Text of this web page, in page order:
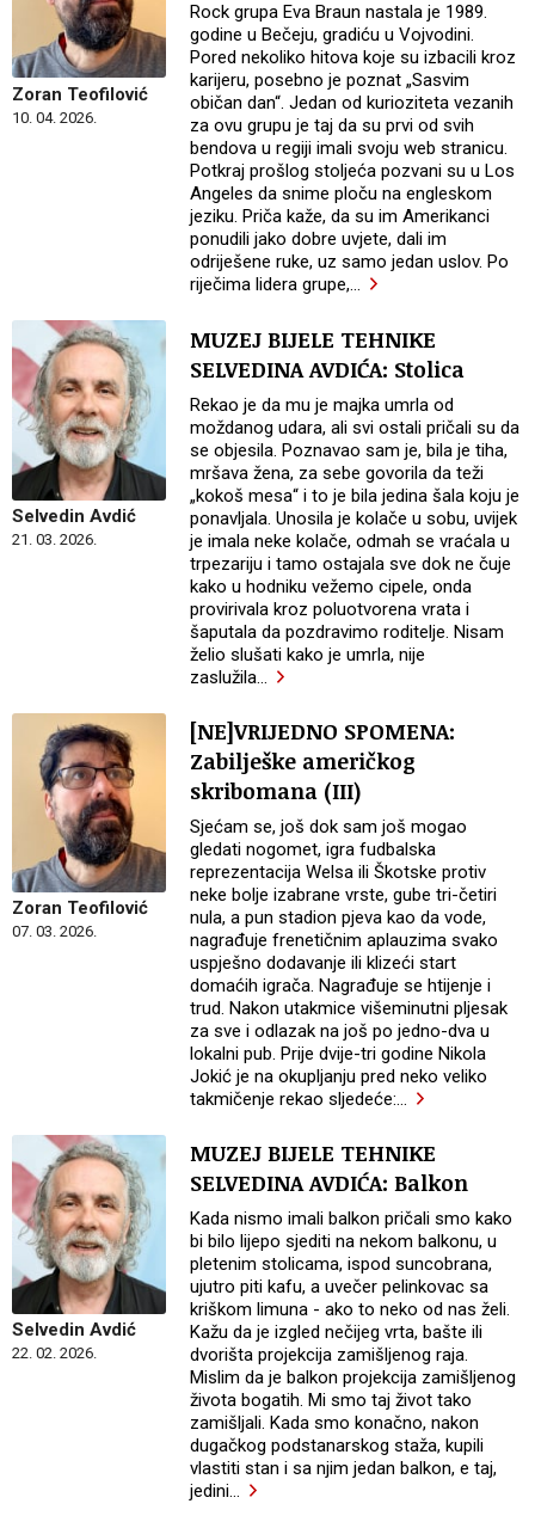
Zoran Teofilović
10. 04. 2026.
Rock grupa Eva Braun nastala je 1989.
godine u Bečeju, gradiću u Vojvodini.
Pored nekoliko hitova koje su izbacili kroz
karijeru, posebno je poznat „Sasvim
običan dan“. Jedan od kurioziteta vezanih
za ovu grupu je taj da su prvi od svih
bendova u regiji imali svoju web stranicu.
Potkraj prošlog stoljeća pozvani su u Los
Angeles da snime ploču na engleskom
jeziku. Priča kaže, da su im Amerikanci
ponudili jako dobre uvjete, dali im
odriješene ruke, uz samo jedan uslov. Po
riječima lidera grupe,…
Selvedin Avdić
21. 03. 2026.
MUZEJ BIJELE TEHNIKE
SELVEDINA AVDIĆA: Stolica
Rekao je da mu je majka umrla od
moždanog udara, ali svi ostali pričali su da
se objesila. Poznavao sam je, bila je tiha,
mršava žena, za sebe govorila da teži
„kokoš mesa“ i to je bila jedina šala koju je
ponavljala. Unosila je kolače u sobu, uvijek
je imala neke kolače, odmah se vraćala u
trpezariju i tamo ostajala sve dok ne čuje
kako u hodniku vežemo cipele, onda
provirivala kroz poluotvorena vrata i
šaputala da pozdravimo roditelje. Nisam
želio slušati kako je umrla, nije
zaslužila
Zoran Teofilović
07. 03. 2026.
[NE]VRIJEDNO SPOMENA:
Zabilješke američkog
skribomana (III)
Sjećam se, još dok sam još mogao
gledati nogomet, igra fudbalska
reprezentacija Welsa ili Škotske protiv
neke bolje izabrane vrste, gube tri-četiri
nula, a pun stadion pjeva kao da vode,
nagrađuje frenetičnim aplauzima svako
uspješno dodavanje ili klizeći start
domaćih igrača. Nagrađuje se htijenje i
trud. Nakon utakmice višeminutni pljesak
za sve i odlazak na još po jedno-dva u
lokalni pub. Prije dvije-tri godine Nikola
Jokić je na okupljanju pred neko veliko
takmičenje rekao sljedeće:…
Selvedin Avdić
22. 02. 2026.
MUZEJ BIJELE TEHNIKE
SELVEDINA AVDIĆA: Balkon
Kada nismo imali balkon pričali smo kako
bi bilo lijepo sjediti na nekom balkonu, u
pletenim stolicama, ispod suncobrana,
ujutro piti kafu, a uvečer pelinkovac sa
kriškom limuna - ako to neko od nas želi.
Kažu da je izgled nečijeg vrta, bašte ili
dvorišta projekcija zamišljenog raja.
Mislim da je balkon projekcija zamišljenog
života bogatih. Mi smo taj život tako
zamišljali. Kada smo konačno, nakon
dugačkog podstanarskog staža, kupili
vlastiti stan i sa njim jedan balkon, e taj,
jedini…